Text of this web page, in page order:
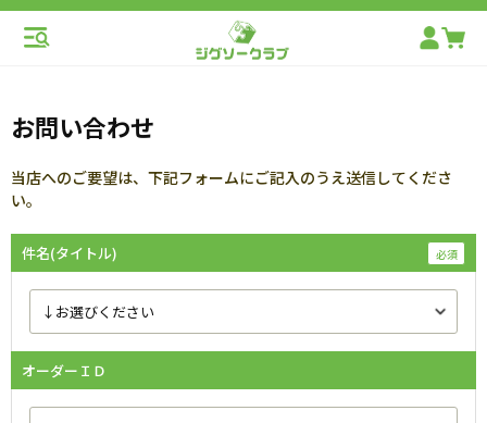
お問い合わせ
当店へのご要望は、下記フォームにご記入のうえ送信してくださ
い。
件名(タイトル)
オーダーＩＤ